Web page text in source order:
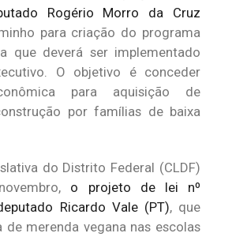
Rogério Morro da Cruz
para criação do programa
que deverá ser implementado
O objetivo é conceder
para aquisição de
por famílias de baixa
do Distrito Federal (CLDF)
o projeto de lei nº
Ricardo Vale (PT), que
merenda vegana nas escolas